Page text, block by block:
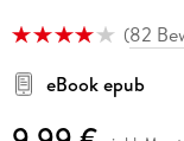
(82
eBook epub